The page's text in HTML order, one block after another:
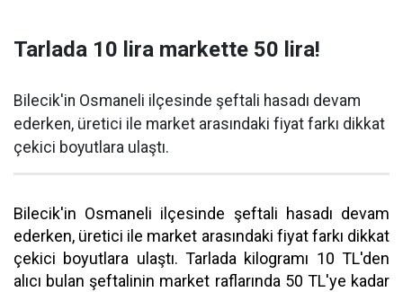
Tarlada 10 lira markette 50 lira!
Bilecik'in Osmaneli ilçesinde şeftali hasadı devam
ederken, üretici ile market arasındaki fiyat farkı dikkat
çekici boyutlara ulaştı.
Bilecik'in Osmaneli ilçesinde şeftali hasadı devam
ederken, üretici ile market arasındaki fiyat farkı dikkat
çekici boyutlara ulaştı. Tarlada kilogramı 10 TL'den
alıcı bulan şeftalinin market raflarında 50 TL'ye kadar